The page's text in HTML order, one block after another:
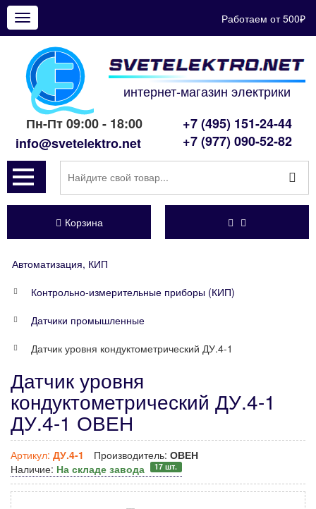
Показать
меню
Работаем от 500₽
интернет-магазин электрики
Пн-Пт 09:00 - 18:00
info@svetelektro.net
+7 (495) 151-24-44
+7 (977) 090-52-82
Корзина
Автоматизация, КИП
Контрольно-измерительные приборы (КИП)
Датчики промышленные
Датчик уровня кондуктометрический ДУ.4-1
Датчик уровня
кондуктометрический ДУ.4-1
ДУ.4-1 ОВЕН
Артикул: ДУ.4-1 Производитель: ОВЕН
Наличие: На складе завода 17 шт.